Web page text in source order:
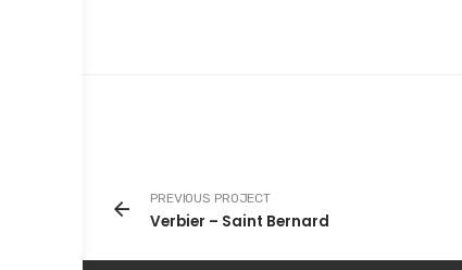
PREVIOUS PROJECT
Verbier – Saint Bernard